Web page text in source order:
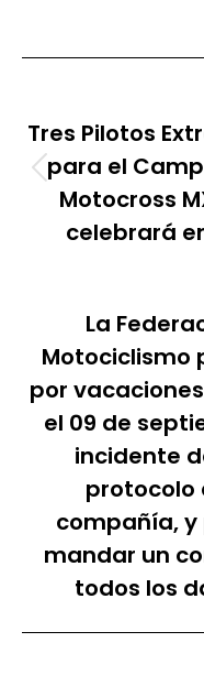
entre
Tres Pilotos
para el
Motocross
celebrará
La
Motociclismo
por
el 09 de
incidente
protocolo
compañía, y
mandar un
todos los